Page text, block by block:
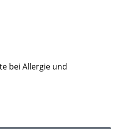
bei Allergie und